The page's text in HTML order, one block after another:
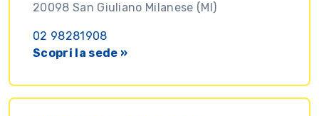
20098 San Giuliano Milanese (MI)
02 98281908
Scopri la sede »